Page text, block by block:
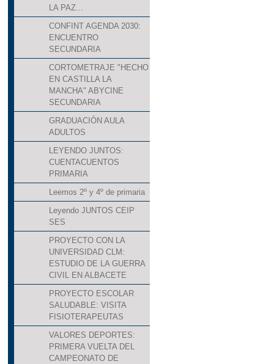
LA PAZ...
CONFINT AGENDA 2030:
ENCUENTRO
SECUNDARIA
CORTOMETRAJE "HECHO
EN CASTILLA LA
MANCHA" ABYCINE
SECUNDARIA
GRADUACIÓN AULA
ADULTOS
LEYENDO JUNTOS:
CUENTACUENTOS
PRIMARIA
Leemos 2º y 4º de primaria
Leyendo JUNTOS CEIP
SES
PROYECTO CON LA
UNIVERSIDAD CLM:
ESTUDIO DE LA GUERRA
CIVIL EN ALBACETE
PROYECTO ESCOLAR
SALUDABLE: VISITA
FISIOTERAPEUTAS
VALORES DEPORTES:
PRIMERA VUELTA DEL
CAMPEONATO DE